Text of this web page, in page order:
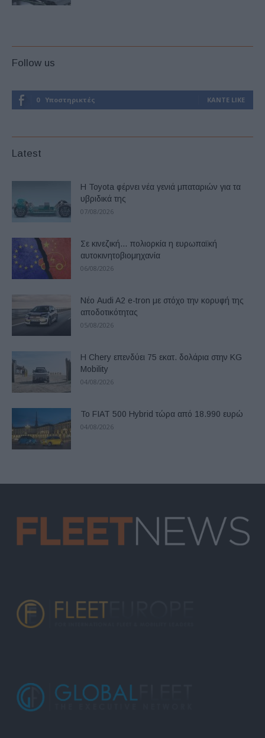
Follow us
0 Υποστηρικτές ΚΆΝΤΕ LIKE
Latest
Η Toyota φέρνει νέα γενιά μπαταριών για τα
υβριδικά της
07/08/2026
Σε κινεζική… πολιορκία η ευρωπαϊκή
αυτοκινητοβιομηχανία
06/08/2026
Νέο Audi A2 e-tron με στόχο την κορυφή της
αποδοτικότητας
05/08/2026
Η Chery επενδύει 75 εκατ. δολάρια στην KG
Mobility
04/08/2026
Το FIAT 500 Hybrid τώρα από 18.990 ευρώ
04/08/2026